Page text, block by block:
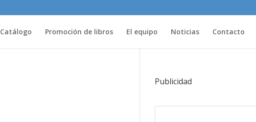
Catálogo Promoción de libros El equipo Noticias Contacto
Publicidad